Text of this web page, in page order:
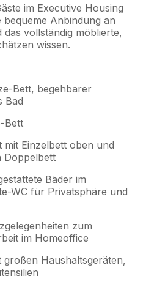
im Executive Housing
bequeme Anbindung an
vollständig möblierte,
wissen.
Bett, begehbarer
Bad
Bett
mit Einzelbett oben und
Doppelbett
Bäder im
WC für Privatsphäre und
zum
im Homeoffice
großen Haushaltsgeräten,